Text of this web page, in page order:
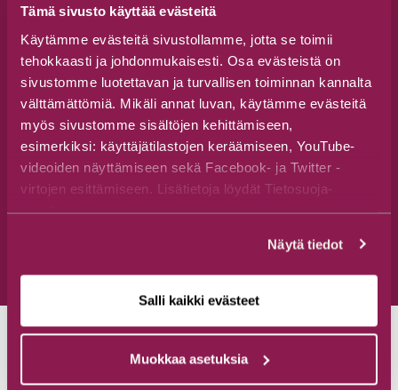
Tämä sivusto käyttää evästeitä
Käytämme evästeitä sivustollamme, jotta se toimii
tehokkaasti ja johdonmukaisesti. Osa evästeistä on
sivustomme luotettavan ja turvallisen toiminnan kannalta
välttämättömiä. Mikäli annat luvan, käytämme evästeitä
myös sivustomme sisältöjen kehittämiseen,
esimerkiksi: käyttäjätilastojen keräämiseen, YouTube-
videoiden näyttämiseen sekä Facebook- ja Twitter -
virtojen esittämiseen. Lisätietoja löydät Tietosuoja-
sivuiltamme.
Näytä tiedot
Salli kaikki evästeet
Muokkaa asetuksia